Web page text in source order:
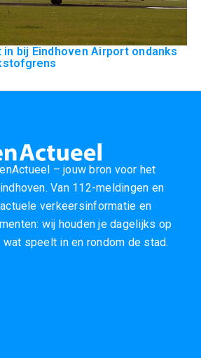
bij Eindhoven Airport ondanks
– jouw bron voor het
Van 112-meldingen en
verkeersinformatie en
wij houden je dagelijks op
speelt in en rondom de stad.